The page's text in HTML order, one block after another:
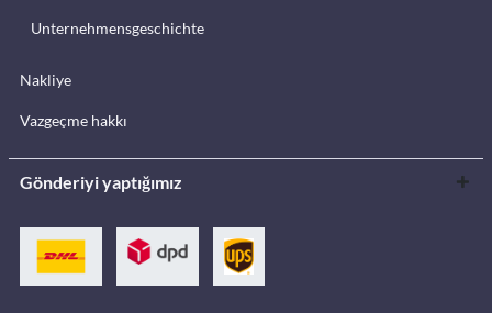
Unternehmensgeschichte
Nakliye
Vazgeçme hakkı
Gönderiyi yaptığımız